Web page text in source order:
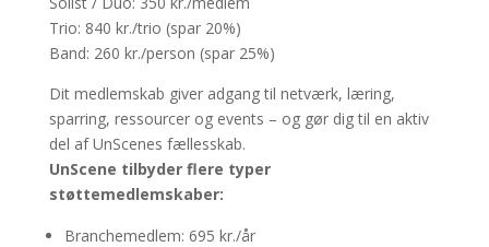
Trio: 840 kr./trio (spar 20%)
Band: 260 kr./person (spar 25%)
Dit medlemskab giver adgang til netværk, læring,
sparring, ressourcer og events – og gør dig til en aktiv
del af UnScenes fællesskab.
UnScene tilbyder flere typer
støttemedlemskaber:
Branchemedlem: 695 kr./år